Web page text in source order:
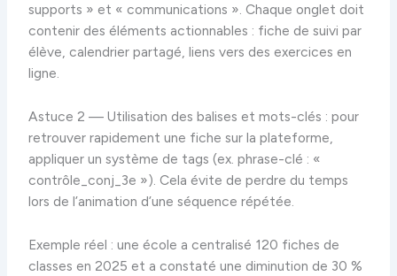
supports » et « communications ». Chaque onglet doit
contenir des éléments actionnables : fiche de suivi par
élève, calendrier partagé, liens vers des exercices en
ligne.
Astuce 2 — Utilisation des balises et mots-clés : pour
retrouver rapidement une fiche sur la plateforme,
appliquer un système de tags (ex. phrase-clé : «
contrôle_conj_3e »). Cela évite de perdre du temps
lors de l’animation d’une séquence répétée.
Exemple réel : une école a centralisé 120 fiches de
classes en 2025 et a constaté une diminution de 30 %